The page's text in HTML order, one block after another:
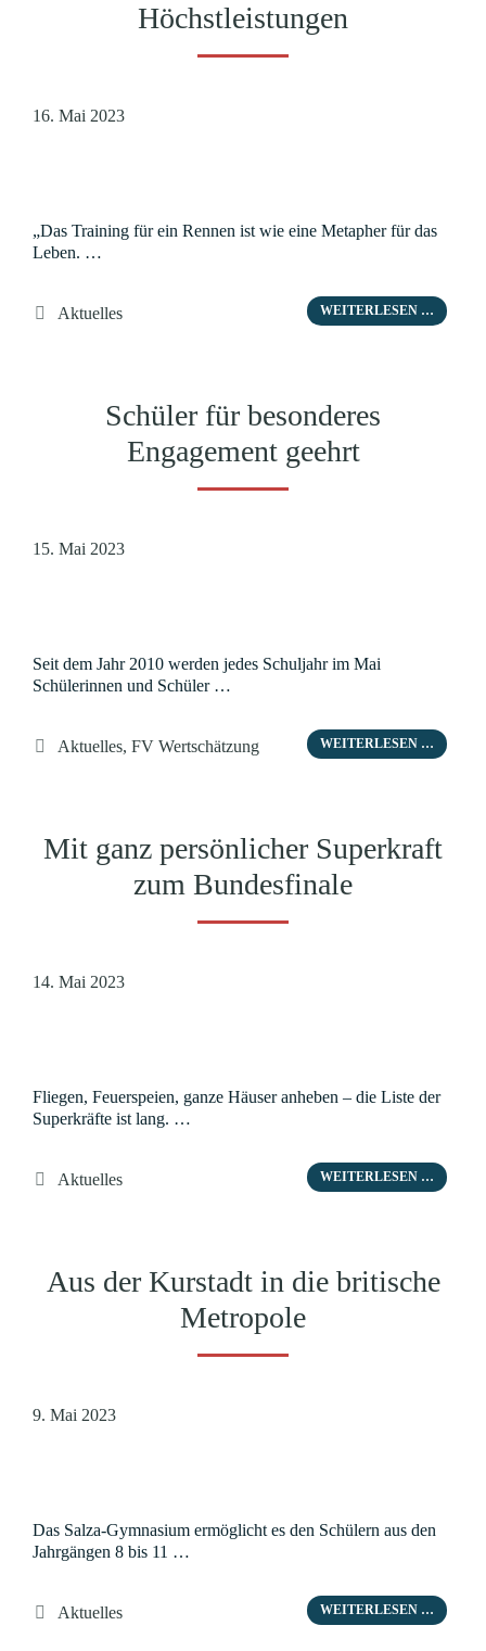
Höchstleistungen
16. Mai 2023
„Das Training für ein Rennen ist wie eine Metapher für das
Leben. …
WEITERLESEN …
Kategorien
Aktuelles
Schüler für besonderes
Engagement geehrt
15. Mai 2023
Seit dem Jahr 2010 werden jedes Schuljahr im Mai
Schülerinnen und Schüler …
WEITERLESEN …
Kategorien
Aktuelles, FV Wertschätzung
Mit ganz persönlicher Superkraft
zum Bundesfinale
14. Mai 2023
Fliegen, Feuerspeien, ganze Häuser anheben – die Liste der
Superkräfte ist lang. …
WEITERLESEN …
Kategorien
Aktuelles
Aus der Kurstadt in die britische
Metropole
9. Mai 2023
Das Salza-Gymnasium ermöglicht es den Schülern aus den
Jahrgängen 8 bis 11 …
WEITERLESEN …
Kategorien
Aktuelles